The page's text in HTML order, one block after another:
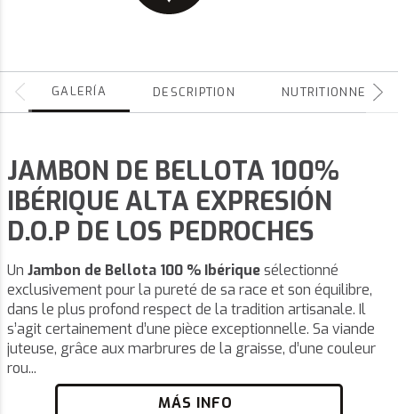
GALERÍA DESCRIPTION NUTRITIONNEL
JAMBON DE BELLOTA 100%
IBÉRIQUE ALTA EXPRESIÓN
D.O.P DE LOS PEDROCHES
Un Jambon de Bellota 100 % Ibériquesélectionné
exclusivement pour la pureté de sa race et son équilibre,
dans le plus profond respect de la tradition artisanale. Il
s’agit certainement d’une pièce exceptionnelle. Sa viande
juteuse, grâce aux marbrures de la graisse, d’une couleur
rou...
MÁS INFO